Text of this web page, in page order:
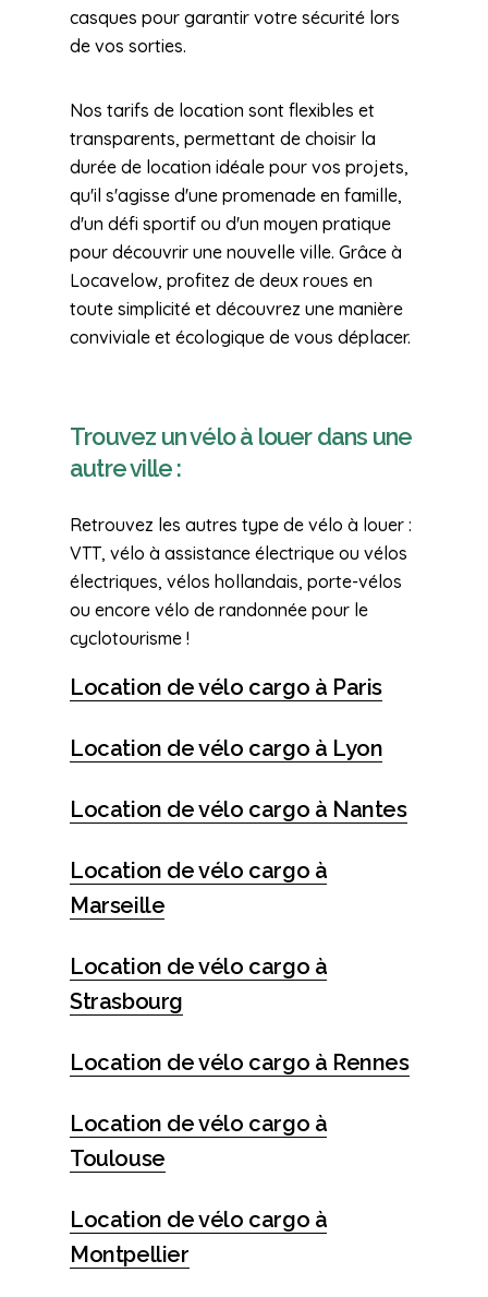
casques pour garantir votre sécurité lors
de vos sorties.
Nos tarifs de location sont flexibles et
transparents, permettant de choisir la
durée de location idéale pour vos projets,
qu'il s'agisse d'une promenade en famille,
d'un défi sportif ou d'un moyen pratique
pour découvrir une nouvelle ville. Grâce à
Locavelow, profitez de deux roues en
toute simplicité et découvrez une manière
conviviale et écologique de vous déplacer.
Trouvez un vélo à louer dans une
autre ville :
Retrouvez les autres type de vélo à louer :
VTT, vélo à assistance électrique ou vélos
électriques, vélos hollandais, porte-vélos
ou encore vélo de randonnée pour le
cyclotourisme !
Location de vélo cargo à Paris
Location de vélo cargo à Lyon
Location de vélo cargo à Nantes
Location de vélo cargo à
Marseille
Location de vélo cargo à
Strasbourg
Location de vélo cargo à Rennes
Location de vélo cargo à
Toulouse
Location de vélo cargo à
Montpellier